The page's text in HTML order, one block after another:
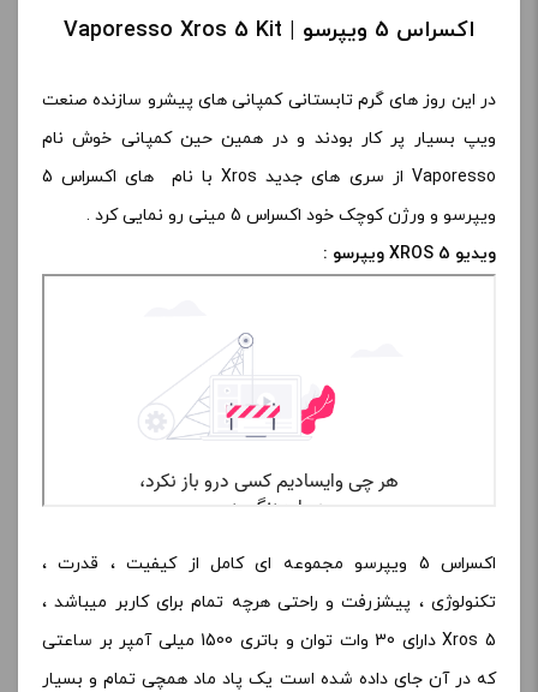
اکسراس 5 ویپرسو | Vaporesso Xros 5 Kit
در این روز های گرم تابستانی کمپانی های پیشرو سازنده صنعت
ویپ بسیار پر کار بودند و در همین حین کمپانی خوش نام
Vaporesso از سری های جدید Xros با نام های اکسراس 5
ویپرسو و ورژن کوچک خود اکسراس 5 مینی رو نمایی کرد .
ویدیو XROS 5 ویپرسو :
اکسراس 5 ویپرسو مجموعه ای کامل از کیفیت ، قدرت ،
تکنولوژی ، پیشزرفت و راحتی هرچه تمام برای کاربر میباشد ،
Xros 5 دارای 30 وات توان و باتری 1500 میلی آمپر بر ساعتی
که در آن جای داده شده است یک پاد ماد همچی تمام و بسیار